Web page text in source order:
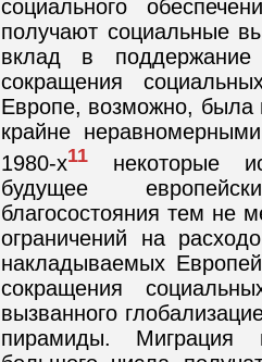
социального
получают социальные
вклад в
сокращения
Европе, возможно, была
крайне
1980-х11 некоторые
будущее
благосостояния тем не
ограничений на
накладываемых
сокращения
вызванного
пирамиды. Миграция